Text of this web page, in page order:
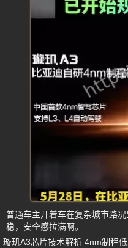
普通车主开着车在复杂城市路
稳，安全感拉满啊。
璇玑A3芯片技术解析 4nm制程